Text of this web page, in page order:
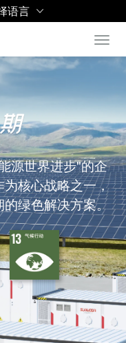
语言
源世界进步"的企
核心战略之一，
绿色解决方案。